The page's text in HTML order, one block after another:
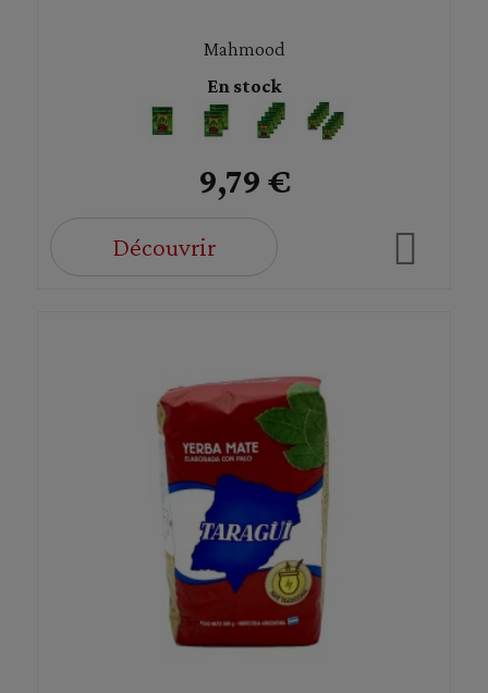
Mahmood
En stock
9,79 €
Découvrir